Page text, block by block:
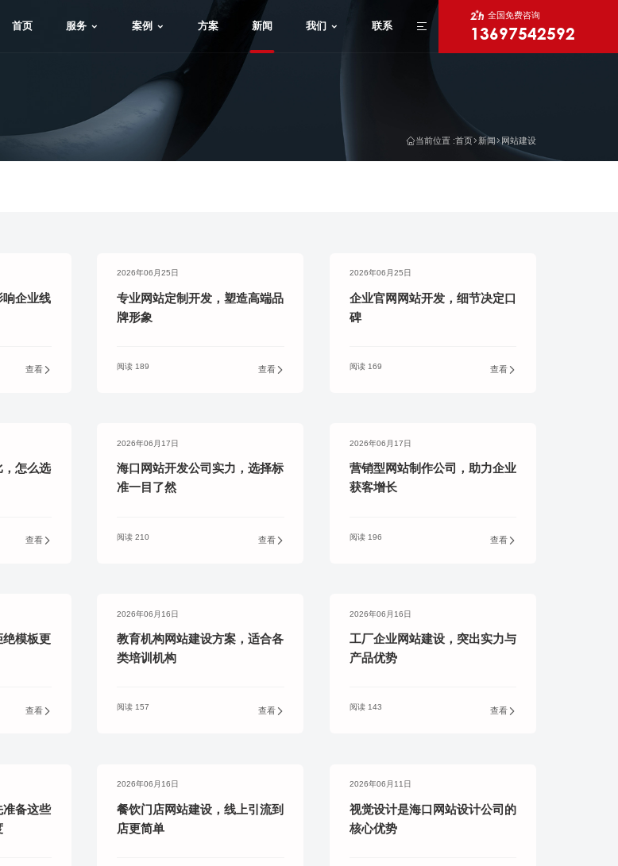
首页 服务 案例 方案 新闻 我们 联系
全国免费咨询
13697542592
站开发服务商
可以一起帮您解决,您目前需解决的问题!
当前位置 :首页 新闻 网站建设
响企业线
查看
2026年06月25日
专业网站定制开发，塑造高端品
牌形象
阅读 189 查看
2026年06月25日
企业官网网站开发，细节决定口
碑
阅读 169 查看
，怎么选
查看
2026年06月17日
海口网站开发公司实力，选择标
准一目了然
阅读 210 查看
2026年06月17日
营销型网站制作公司，助力企业
获客增长
阅读 196 查看
绝模板更
查看
2026年06月16日
教育机构网站建设方案，适合各
类培训机构
阅读 157 查看
2026年06月16日
工厂企业网站建设，突出实力与
产品优势
阅读 143 查看
准备这些
2026年06月16日
餐饮门店网站建设，线上引流到
店更简单
2026年06月11日
视觉设计是海口网站设计公司的
核心优势